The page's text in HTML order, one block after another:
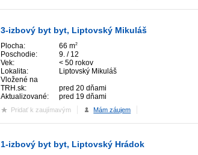
3-izbový byt byt, Liptovský Mikuláš
Plocha: 66 m2
Poschodie:
9. / 12
Vek:
< 50 rokov
Lokalita:
Liptovský Mikuláš
Vložené na
TRH.sk:
pred 20 dňami
Aktualizované:
pred 19 dňami
Pridať k zaujímavým Mám záujem
1-izbový byt byt, Liptovský Hrádok